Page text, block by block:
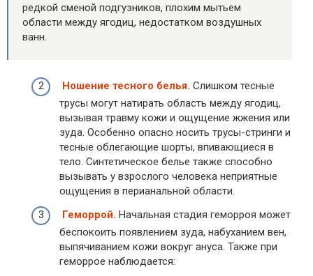
редкой сменой подгузников, плохим мытьем
области между ягодиц, недостатком воздушных
ванн.
Ношение тесного белья. Слишком тесные
трусы могут натирать область между ягодиц,
вызывая травму кожи и ощущение жжения или
зуда. Особенно опасно носить трусы-стринги и
тесные облегающие шорты, впивающиеся в
тело. Синтетическое белье также способно
вызывать у взрослого человека неприятные
ощущения в перианальной области.
Геморрой. Начальная стадия геморроя может
беспокоить появлением зуда, набуханием вен,
выпячиванием кожи вокруг ануса. Также при
геморрое наблюдается: